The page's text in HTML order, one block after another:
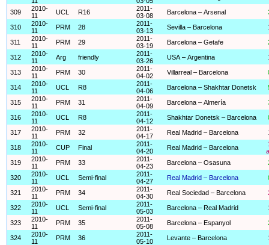
309
2010-
11
UCL R16
2011-
03-08
Barcelona – Arsenal
310
2010-
11
PRM 28
2011-
03-13
Sevilla – Barcelona
311
2010-
11
PRM 29
2011-
03-19
Barcelona – Getafe
312
2010-
11
Arg friendly
2011-
03-26
USA – Argentina
313
2010-
11
PRM 30
2011-
04-02
Villarreal – Barcelona
314
2010-
11
UCL R8
2011-
04-06
Barcelona – Shakhtar Donetsk
315
2010-
11
PRM 31
2011-
04-09
Barcelona – Almería
316
2010-
11
UCL R8
2011-
04-12
Shakhtar Donetsk – Barcelona
317
2010-
11
PRM 32
2011-
04-17
Real Madrid – Barcelona
318
2010-
11
CUP Final
2011-
04-20
Real Madrid – Barcelona
319
2010-
11
PRM 33
2011-
04-23
Barcelona – Osasuna
320
2010-
11
UCL Semi-final
2011-
04-27
Real Madrid – Barcelona
321
2010-
11
PRM 34
2011-
04-30
Real Sociedad – Barcelona
322
2010-
11
UCL Semi-final
2011-
05-03
Barcelona – Real Madrid
323
2010-
11
PRM 35
2011-
05-08
Barcelona – Espanyol
324
2010-
11
PRM 36
2011-
05-10
Levante – Barcelona